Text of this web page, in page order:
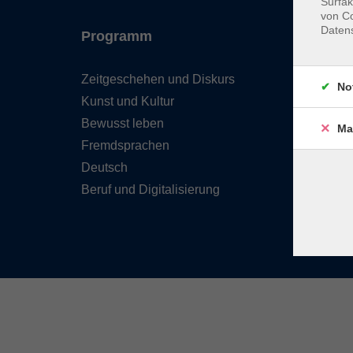
Programm
Zeitgeschehen und Diskurs
Kunst und Kultur
Bewusst leben
Fremdsprachen
Deutsch
Beruf und Digitalisierung
von